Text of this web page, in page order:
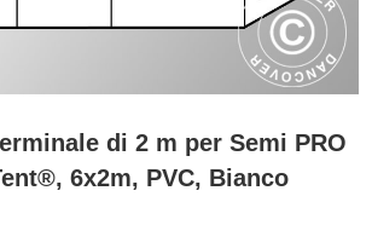
di 2 m per Semi PRO
6x2m, PVC, Bianco